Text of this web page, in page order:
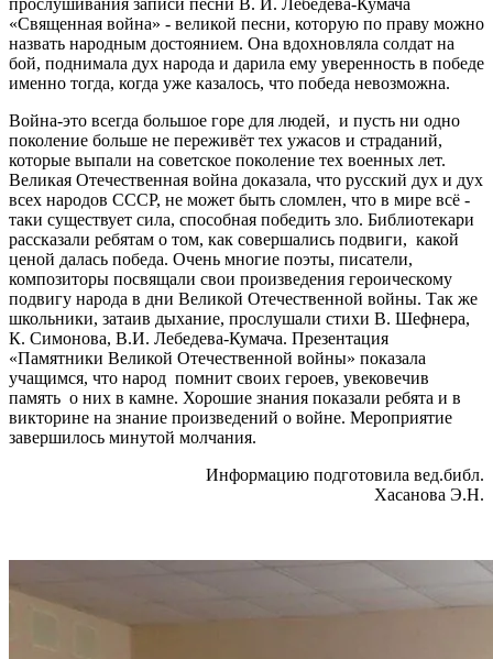
«Священная война» - великой песни, которую по праву можно
назвать народным достоянием. Она вдохновляла солдат на
бой, поднимала дух народа и дарила ему уверенность в победе
именно тогда, когда уже казалось, что победа невозможна.
Война-это всегда большое горе для людей, и пусть ни одно
поколение больше не переживёт тех ужасов и страданий,
которые выпали на советское поколение тех военных лет.
Великая Отечественная война доказала, что русский дух и дух
всех народов СССР, не может быть сломлен, что в мире всё -
таки существует сила, способная победить зло. Библиотекари
рассказали ребятам о том, как совершались подвиги, какой
ценой далась победа. Очень многие поэты, писатели,
композиторы посвящали свои произведения героическому
подвигу народа в дни Великой Отечественной войны. Так же
школьники, затаив дыхание, прослушали стихи В. Шефнера,
К. Симонова, В.И. Лебедева-Кумача. Презентация
«Памятники Великой Отечественной войны» показала
учащимся, что народ помнит своих героев, увековечив
память о них в камне. Хорошие знания показали ребята и в
викторине на знание произведений о войне. Мероприятие
завершилось минутой молчания.
Информацию подготовила вед.библ.
Хасанова Э.Н.